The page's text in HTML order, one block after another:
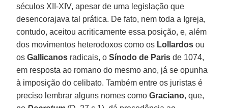
séculos XII-XIV, apesar de uma legislação que
desencorajava tal prática. De fato, nem toda a Igreja,
contudo, aceitou acriticamente essa posição, e, além
dos movimentos heterodoxos como os Lollardos ou
osGallicanos radicais, oSínodo de Paris de 1074,
em resposta ao romano do mesmo ano, já se opunha
à imposição do celibato. Também entre os juristas é
preciso lembrar alguns nomes comoGraciano, que,